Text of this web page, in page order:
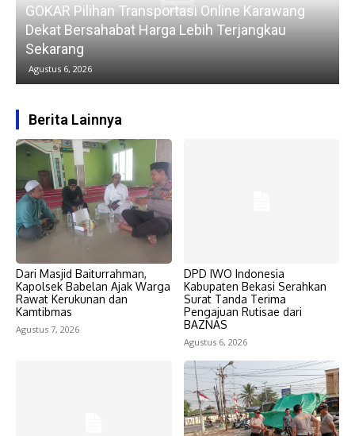
GOKAR Pilihan Transportasi Online Karawang
Dekat Bersahabat Harga Lebih Terjangkau
Sekarang
Agustus 6, 2026
Berita Lainnya
Dari Masjid Baiturrahman,
Kapolsek Babelan Ajak Warga
Rawat Kerukunan dan
Kamtibmas
Agustus 7, 2026
DPD IWO Indonesia
Kabupaten Bekasi Serahkan
Surat Tanda Terima
Pengajuan Rutisae dari
BAZNAS
Agustus 6, 2026